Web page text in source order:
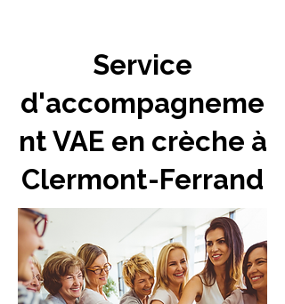
Service
d'accompagneme
nt VAE en crèche à
Clermont-Ferrand